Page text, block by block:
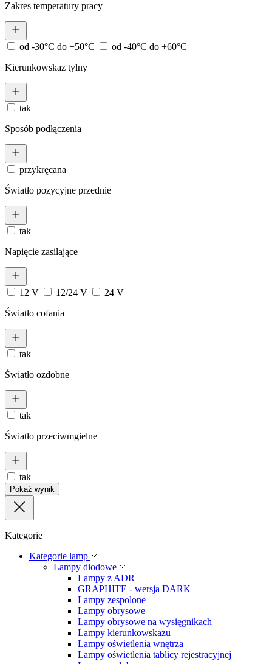
Zakres temperatury pracy
od -30°C do +50°C
od -40°C do +60°C
Kierunkowskaz tylny
tak
Sposób podłączenia
przykręcana
Światło pozycyjne przednie
tak
Napięcie zasilające
12 V 12/24 V
24 V
Światło cofania
tak
Światło ozdobne
tak
Światło przeciwmgielne
tak
Pokaż wynik
Kategorie
Kategorie lamp
Lampy diodowe
Lampy z ADR
GRAPHITE - wersja DARK
Lampy zespolone
Lampy obrysowe
Lampy obrysowe na wysięgnikach
Lampy kierunkowskazu
Lampy oświetlenia wnętrza
Lampy oświetlenia tablicy rejestracyjnej